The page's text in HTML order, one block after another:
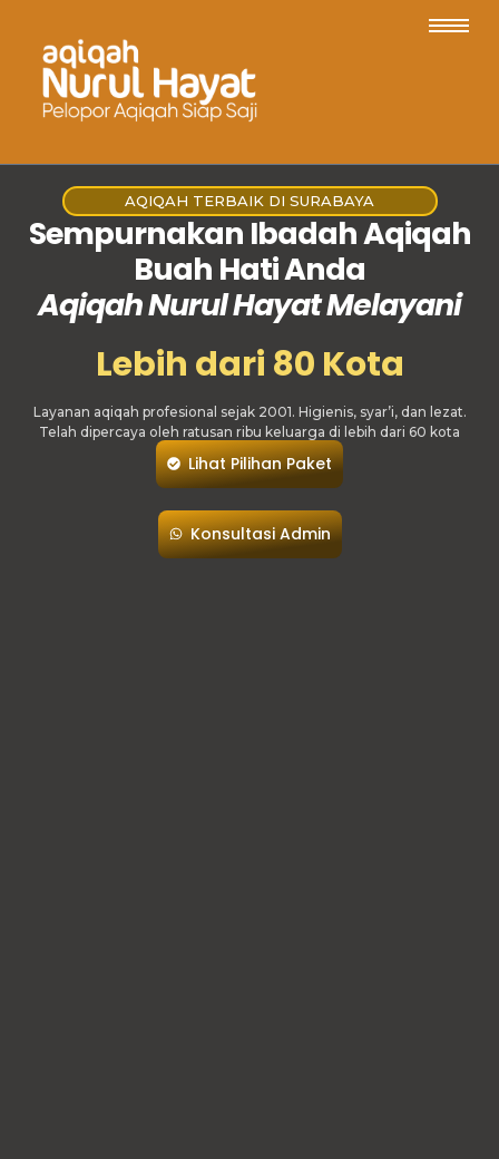
AQIQAH TERBAIK DI SURABAYA
Sempurnakan Ibadah Aqiqah
Buah Hati Anda
Aqiqah Nurul Hayat Melayani
Lebih dari 80 Kota
Layanan aqiqah profesional sejak 2001. Higienis, syar’i, dan lezat.
Telah dipercaya oleh ratusan ribu keluarga di lebih dari 60 kota
Lihat Pilihan Paket
Konsultasi Admin